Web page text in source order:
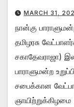
MARCH 31,
நான்கு
தமிழரசு
சகாதேவராஜா)
பாராளுமன்ற
சபைக்கான